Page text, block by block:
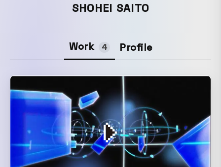
SHOHEI SAITO
Work 4 Profile